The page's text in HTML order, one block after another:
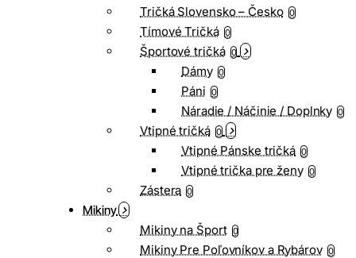
Tričká Slovensko – Česko 0
Tímové Tričká 0
Športové tričká 0
Dámy 0
Páni 0
Náradie / Náčinie / Doplnky 0
Vtipné tričká 0
Vtipné Pánske tričká 0
Vtipné trička pre ženy 0
Zástera 0
Mikiny
Mikiny na Šport 0
Mikiny Pre Poľovníkov a Rybárov 0